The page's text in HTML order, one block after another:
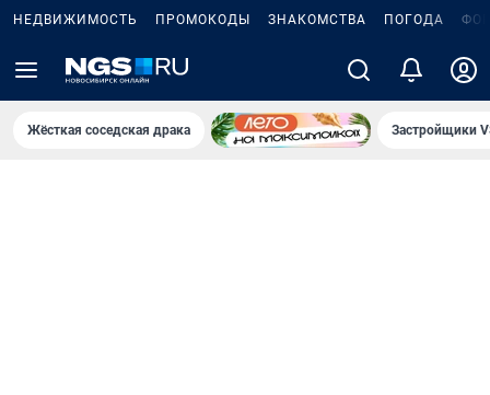
НЕДВИЖИМОСТЬ ПРОМОКОДЫ ЗНАКОМСТВА ПОГОДА
Жёсткая соседская драка Застройщики